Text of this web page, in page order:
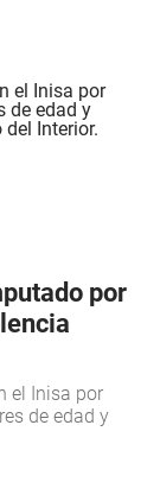
por
el Inisa por
de edad y